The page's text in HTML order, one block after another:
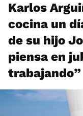
Karlos
cocina un
de su hijo
piensa en
trabajando”